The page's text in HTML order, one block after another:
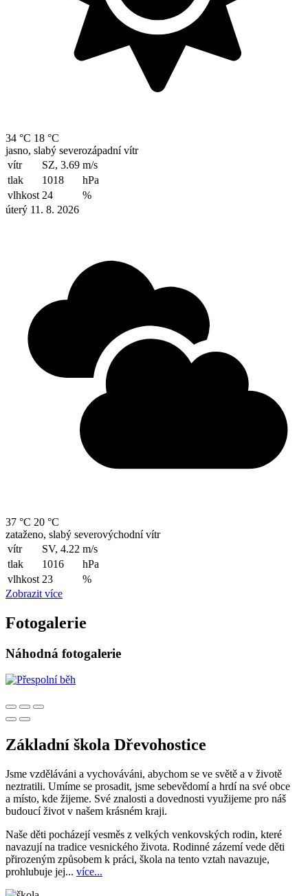
34 °C 18 °C
jasno, slabý severozápadní vítr
vítr
SZ, 3.69 m/s
tlak
1018
hPa
vlhkost 24
%
úterý 11. 8. 2026
37 °C 20 °C
zataženo, slabý severovýchodní vítr
vítr
SV, 4.22 m/s
tlak
1016
hPa
vlhkost 23
%
Zobrazit více
Fotogalerie
Náhodná fotogalerie
Základní škola Dřevohostice
Jsme vzděláváni a vychováváni, abychom se ve světě a v životě
neztratili. Umíme se prosadit, jsme sebevědomí a hrdí na své obce
a místo, kde žijeme. Své znalosti a dovednosti využijeme pro náš
budoucí život v našem krásném kraji.
Naše děti pocházejí vesměs z velkých venkovských rodin, které
navazují na tradice vesnického života. Rodinné zázemí vede děti
přirozeným způsobem k práci, škola na tento vztah navazuje,
prohlubuje jej... více...